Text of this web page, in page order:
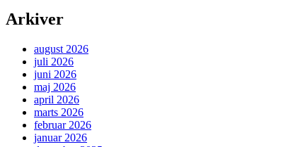
Arkiver
august 2026
juli 2026
juni 2026
maj 2026
april 2026
marts 2026
februar 2026
januar 2026